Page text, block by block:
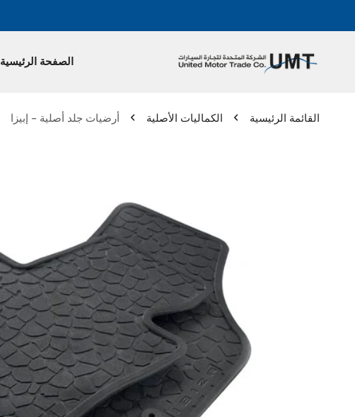
الصفحة الرئيسية
القائمة الرئيسية الكماليات الأصلية أرضيات جلد أصلية - إبيزا